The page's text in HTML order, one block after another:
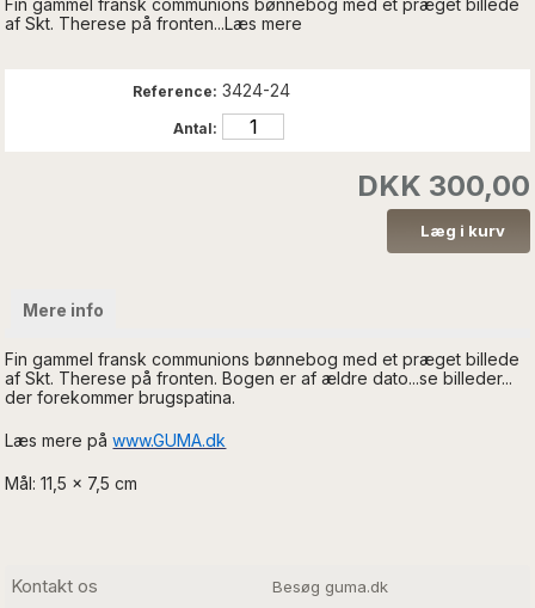
af Skt. Therese på fronten...Læs mere
Reference: 3424-24
Antal:
DKK 300,00
Mere info
Fin gammel fransk communions bønnebog med et præget billede
af Skt. Therese på fronten. Bogen er af ældre dato...se billeder...
der forekommer brugspatina.
Læs mere påwww.GUMA.dk
Mål: 11,5 x 7,5 cm
Kontakt os Besøg guma.dk